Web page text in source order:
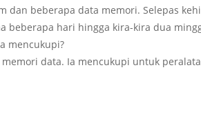
dan beberapa data memori. Selepas
beberapa hari hingga kira-kira dua
mencukupi?
data. Ia mencukupi untuk